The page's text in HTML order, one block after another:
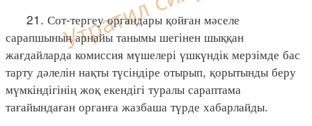
21. Сот-тергеу органдары қойған мәселе
сарапшының арнайы танымы шегінен шыққан
жағдайларда комиссия мүшелері үшкүндік мерзімде бас
тарту дәлелін нақты түсіндіре отырып, қорытынды беру
мүмкіндігінің жоқ екендігі туралы сараптама
тағайындаған органға жазбаша түрде хабарлайды.